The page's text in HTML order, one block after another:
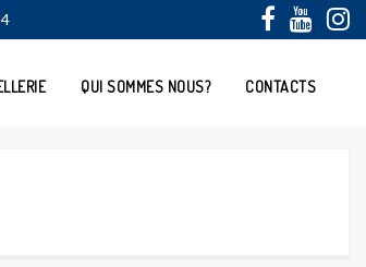
QUI SOMMES NOUS? CONTACTS